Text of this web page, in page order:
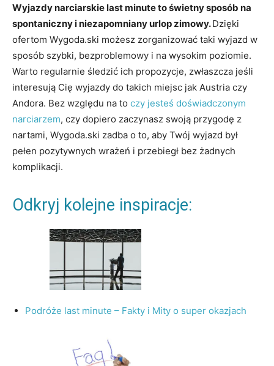
Wyjazdy narciarskie last minute to świetny sposób na
spontaniczny i niezapomniany urlop zimowy.Dzięki
ofertom Wygoda.ski możesz zorganizować taki wyjazd w
sposób szybki, bezproblemowy i na wysokim poziomie.
Warto regularnie śledzić ich propozycje, zwłaszcza jeśli
interesują Cię wyjazdy do takich miejsc jak Austria czy
Andora. Bez względu na to czy jesteś doświadczonym
narciarzem, czy dopiero zaczynasz swoją przygodę z
nartami, Wygoda.ski zadba o to, aby Twój wyjazd był
pełen pozytywnych wrażeń i przebiegł bez żadnych
komplikacji.
Odkryj kolejne inspiracje:
Podróże last minute – Fakty i Mity o super okazjach